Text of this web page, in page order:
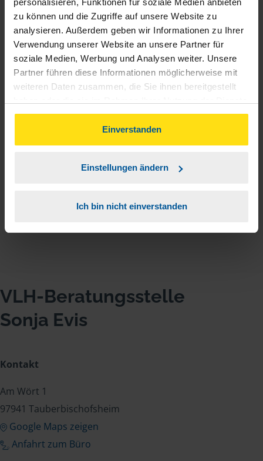
personalisieren, Funktionen für soziale Medien anbieten
zu können und die Zugriffe auf unsere Website zu
analysieren. Außerdem geben wir Informationen zu Ihrer
Verwendung unserer Website an unsere Partner für
soziale Medien, Werbung und Analysen weiter. Unsere
Partner führen diese Informationen möglicherweise mit
weiteren Daten zusammen, die Sie ihnen bereitgestellt
gesammelt haben. Indem Sie auf Einverstanden klicken,
können Sie der Verwendung von Cookies, gemäß
unserer
Einverstanden
Einstellungen ändern
Ich bin nicht einverstanden
anonymes VLH-Mitglied
Ich bin sehr zufrieden
Petra Stephan
anonymes VLH-Mitglied
VLH-Beratungsstelle
Sonja Evis
Kontakt
Am Wört 1
97941 Tauberbischofsheim
Google Maps zeigen
Anfahrt zum Büro